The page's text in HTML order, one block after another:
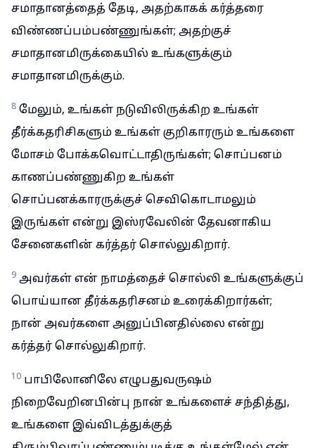
சமாதானத்தைத் தேடி, அதற்காகக் கர்த்தரை
விண்ணப்பம்பண்ணுங்கள்; அதற்குச்
சமாதானமிருக்கையில் உங்களுக்கும்
சமாதானமிருக்கும்.
8 மேலும், உங்கள் நடுவிலிருக்கிற உங்கள்
தீர்க்கதரிசிகளும் உங்கள் குறிகாரரும் உங்களை
மோசம் போக்கவொட்டாதிருங்கள்; சொப்பனம்
காணப்பண்ணுகிற உங்கள்
சொப்பனக்காரருக்குச் செவிகொடாமலும்
இருங்கள் என்று இஸ்ரவேலின் தேவனாகிய
சேனைகளின் கர்த்தர் சொல்லுகிறார்.
9 அவர்கள் என் நாமத்தைச் சொல்லி உங்களுக்குப்
பொய்யான தீர்க்கதரிசனம் உரைக்கிறார்கள்;
நான் அவர்களை அனுப்பினதில்லை என்று
கர்த்தர் சொல்லுகிறார்.
10 பாபிலோனிலே எழுபதுவருஷம்
நிறைவேறினபின்பு நான் உங்களைச் சந்தித்து,
உங்களை இவ்விடத்துக்குத்